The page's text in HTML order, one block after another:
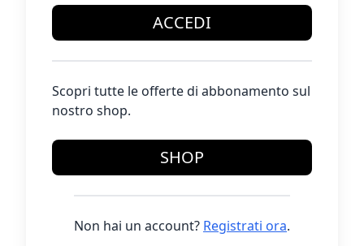
ACCEDI
Scopri tutte le offerte di abbonamento sul
nostro shop.
SHOP
Non hai un account? Registrati ora.